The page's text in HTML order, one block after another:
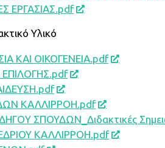
ΕΡΓΑΣΙΑΣ.pdf
Υλικό
ΚΑΙ ΟΙΚΟΓΕΝΕΙΑ.pdf
ΚΑΛΛΙΡΡΟΗ.pdf
ΣΠΟΥΔΩΝ_Διδακτικές
ΚΑΛΛΙΡΡΟΗ.pdf